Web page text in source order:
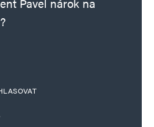
Pavel nárok na